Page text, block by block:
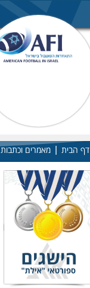
דף הבית מאמרים וכתבות